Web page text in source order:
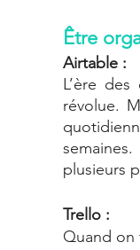
Être
Airtable :
L’ère
révolue.
plusieurs
Trello :
Quand on